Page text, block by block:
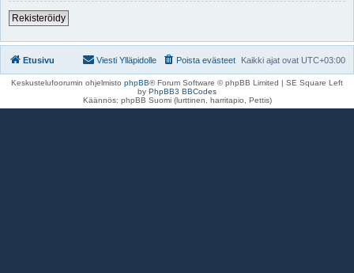
Rekisteröidy
Etusivu Kaikki ajat ovat UTC+03:00
Poista evästeet
Viesti Ylläpidolle
Keskustelufoorumin ohjelmisto phpBB® Forum Software © phpBB Limited | SE Square Left
by PhpBB3 BBCodes
Käännös: phpBB Suomi (lurttinen, harritapio, Pettis)